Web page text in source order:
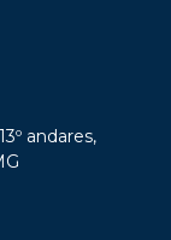
andares,